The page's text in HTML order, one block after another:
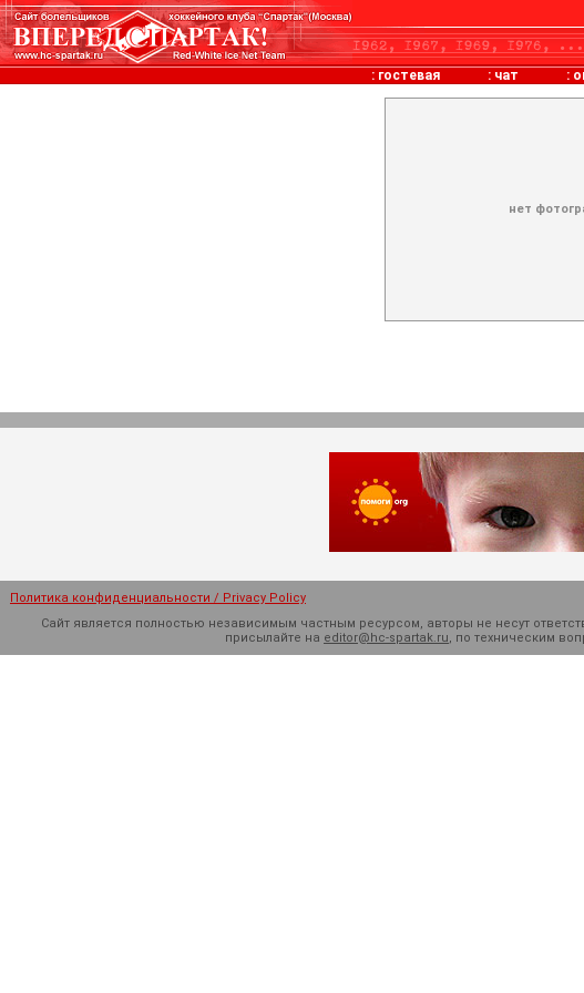
: гостевая : чат :
нет
Политика конфиденциальности / Privacy Policy
Сайт является полностью независимым частным ресурсом, авторы не несут
присылайте на editor@hc-spartak.ru, по техническим